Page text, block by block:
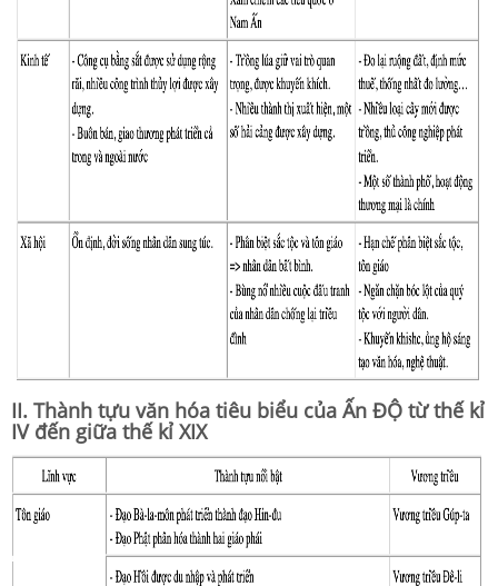
II. Thành tựu văn hóa tiêu biểu của Ấn ĐỘ từ thế kỉ
IV đến giữa thế kỉ XIX